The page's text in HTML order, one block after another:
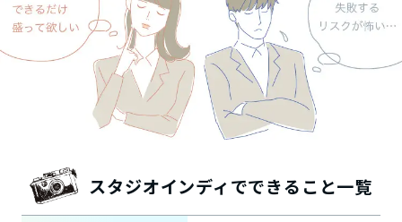
スタジオインディでできること一覧